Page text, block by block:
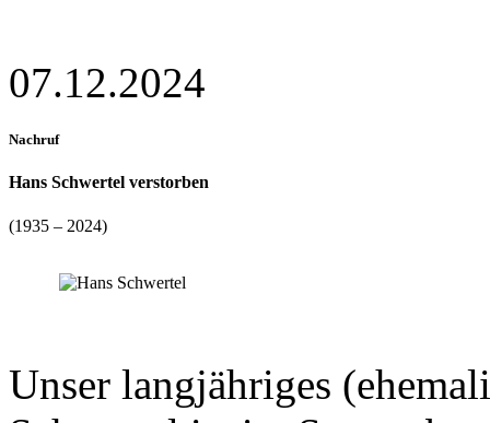
07.12.2024
Nachruf
Hans Schwertel verstorben
(1935 – 2024)
Unser langjähriges